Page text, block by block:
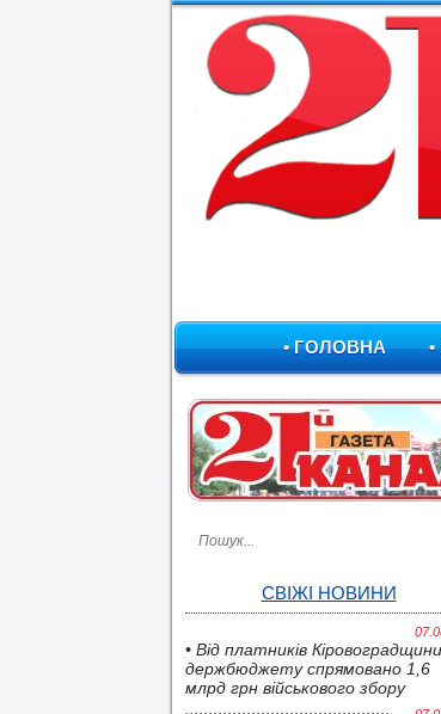
• ГОЛОВНА
СВІЖІ НОВИНИ
• Від платників
держбюджету спрямовано 1,6
млрд грн військового збору